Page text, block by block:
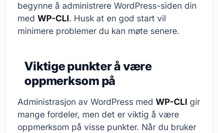
begynne å administrere WordPress-siden din
med WP-CLI. Husk at en god start vil
minimere problemer du kan møte senere.
Viktige punkter å være
oppmerksom på
Administrasjon av WordPress med WP-CLI gir
mange fordeler, men det er viktig å være
oppmerksom på visse punkter. Når du bruker